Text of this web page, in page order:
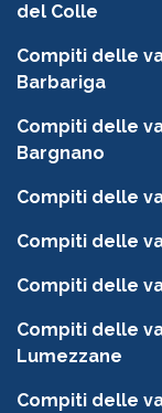
del Colle
Compiti delle
Barbariga
Compiti delle
Bargnano
Compiti delle
Compiti delle
Compiti delle
Compiti delle
Lumezzane
Compiti delle